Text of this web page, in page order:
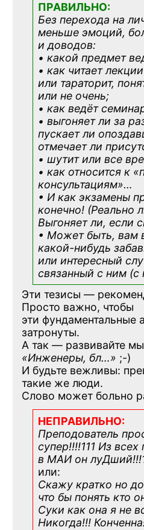
ПРАВИЛЬНО:
Без перехода на
меньше эмоций,
и доводов:
• какой предмет
• как читает
или тараторит,
или не очень;
• как ведёт
• выгоняет ли за
пускает ли
отмечает ли
• шутит или все
• как относится к
консультациям»…
• И как экзамены
конечно! (Реально
Выгоняет ли, если
• Может быть, вам
какой-нибудь
или интересный
связанный с ним (с
Эти тезисы —
Просто важно, чтобы
эти фундаментальные
затронуты.
А так — развивайте
«Инженеры, бл…» ;-)
И будьте вежливы:
такие же люди.
Слово может больно
НЕПРАВИЛЬНО:
Преподователь
супер!!!!111 Из всех
в МАИ он
или:
Скажу кратко но
что бы понять кто
Суки как она я не
Никогда!!!